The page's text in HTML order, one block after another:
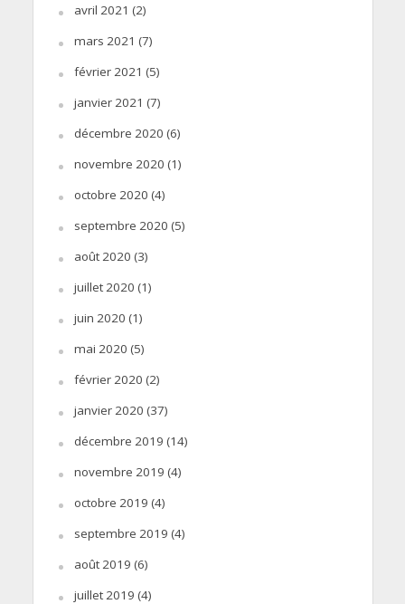
avril 2021 (2)
mars 2021 (7)
février 2021 (5)
janvier 2021 (7)
décembre 2020 (6)
novembre 2020 (1)
octobre 2020 (4)
septembre 2020 (5)
août 2020 (3)
juillet 2020 (1)
juin 2020 (1)
mai 2020 (5)
février 2020 (2)
janvier 2020 (37)
décembre 2019 (14)
novembre 2019 (4)
octobre 2019 (4)
septembre 2019 (4)
août 2019 (6)
juillet 2019 (4)